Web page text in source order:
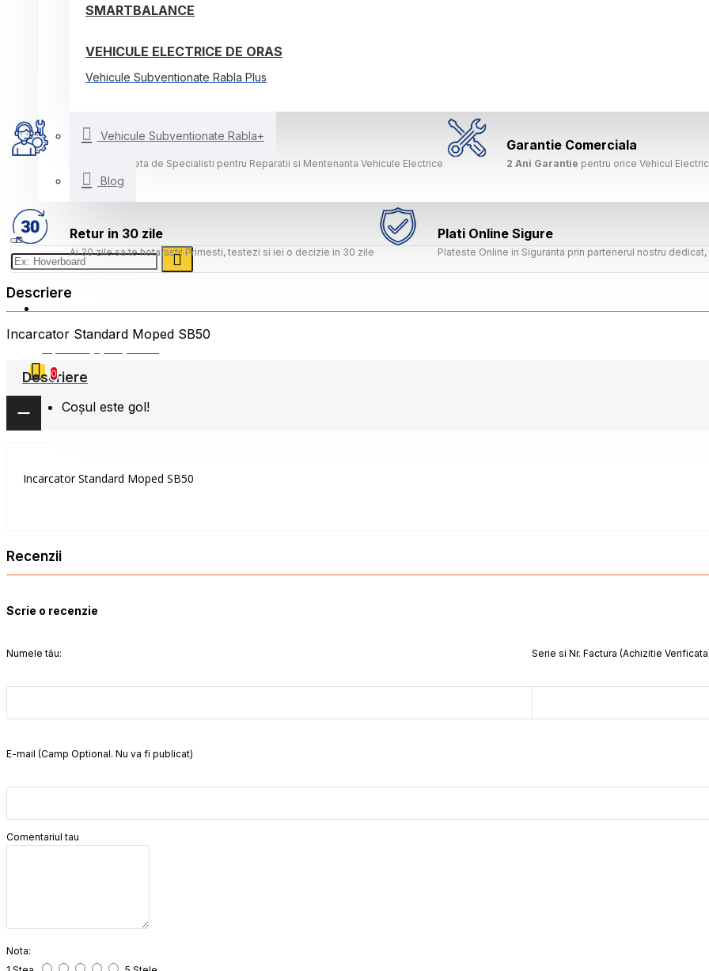
SMARTBALANCE
VEHICULE ELECTRICE DE ORAS
Vehicule Subventionate Rabla Plus
Vehicule Subventionate Rabla+
Blog
0786 222 888
0
Coșul este gol!
Atelier EV-Doctor
Echipa Completa de Specialisti pentru Reparatii si Mentenanta Vehicule Electrice
Garantie Comerciala
2 Ani Garantie pentru orice Vehicul
Retur in 30 zile
Ai 30 zile sa te hotarasti! Primesti, testezi si iei o decizie in 30 zile
Plati Online Sigure
Plateste Online in Siguranta prin partenerul nostru
Descriere
Incarcator Standard Moped SB50
Descriere
Incarcator Standard Moped SB50
Recenzii
Scrie o recenzie
Numele tău: Serie si Nr. Factura (Achizitie
E-mail (Camp Optional. Nu va fi publicat)
Comentariul tau
Nota: